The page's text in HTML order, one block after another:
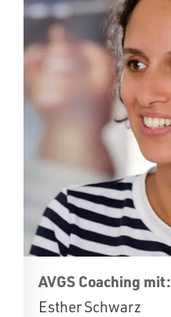
AVGS Coaching mit:
Esther Schwarz